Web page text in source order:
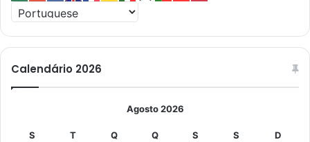
Calendário 2026
Agosto 2026
S T Q Q S S D